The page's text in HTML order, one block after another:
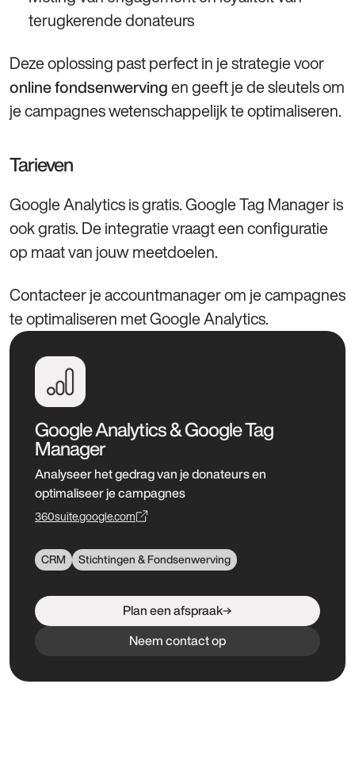
Google Analytics & Google Tag
Manager
Analyseer het gedrag van je donateurs en
optimaliseer je campagnes
360suite.google.com
CRM Stichtingen & Fondsenwerving
Plan een afspraak
Neem contact op
terugkerende donateurs
Deze oplossing past perfect in je strategie voor
online fondsenwerving en geeft je de sleutels om
je campagnes wetenschappelijk te optimaliseren.
Tarieven
Google Analytics is gratis. Google Tag Manager is
ook gratis. De integratie vraagt een configuratie
op maat van jouw meetdoelen.
Contacteer je accountmanager om je campagnes
te optimaliseren met Google Analytics.